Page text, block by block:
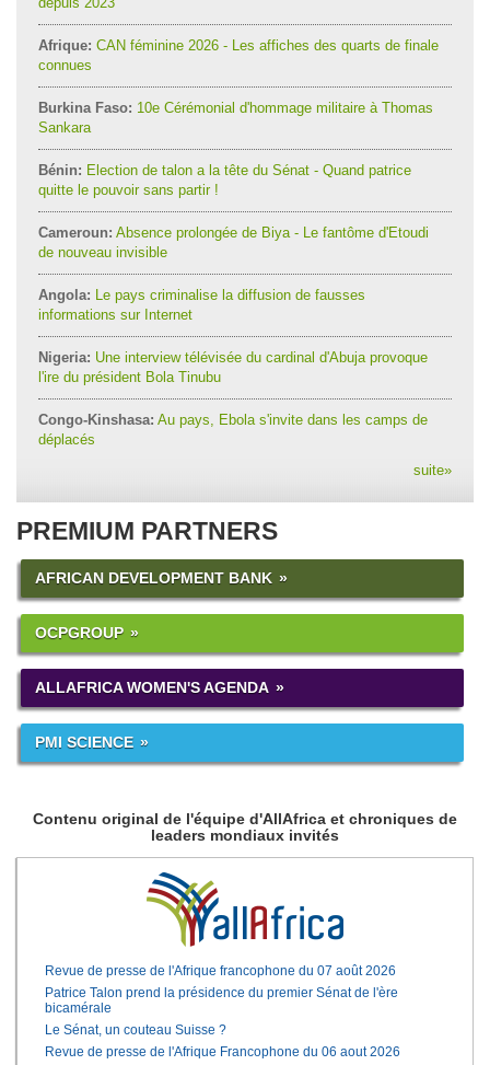
Afrique: CAN féminine 2026 - Les affiches des quarts de finale
connues
Burkina Faso: 10e Cérémonial d'hommage militaire à Thomas
Sankara
Bénin: Election de talon a la tête du Sénat - Quand patrice
quitte le pouvoir sans partir !
Cameroun: Absence prolongée de Biya - Le fantôme d'Etoudi
de nouveau invisible
Angola: Le pays criminalise la diffusion de fausses
informations sur Internet
Nigeria: Une interview télévisée du cardinal d'Abuja provoque
l'ire du président Bola Tinubu
Congo-Kinshasa: Au pays, Ebola s'invite dans les camps de
déplacés
suite»
PREMIUM PARTNERS
AFRICAN DEVELOPMENT BANK
OCPGROUP
ALLAFRICA WOMEN'S AGENDA
PMI SCIENCE
Contenu original de l'équipe d'AllAfrica et chroniques de
leaders mondiaux invités
Revue de presse de l'Afrique francophone du 07 août 2026
Patrice Talon prend la présidence du premier Sénat de l'ère
bicamérale
Le Sénat, un couteau Suisse ?
Revue de presse de l'Afrique Francophone du 06 aout 2026